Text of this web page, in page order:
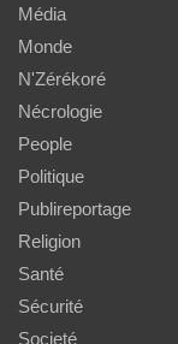
Média
Monde
N'Zérékoré
Nécrologie
People
Politique
Publireportage
Religion
Santé
Sécurité
Societé